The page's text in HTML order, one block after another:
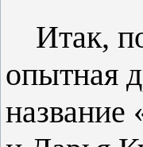
Итак,
опытная
название